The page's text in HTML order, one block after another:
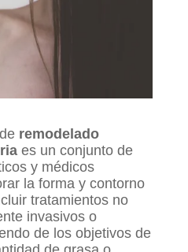
remodelado
es un conjunto de
y médicos
la forma y contorno
tratamientos no
invasivos o
de los objetivos de